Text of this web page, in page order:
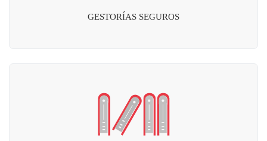
GESTORÍAS SEGUROS